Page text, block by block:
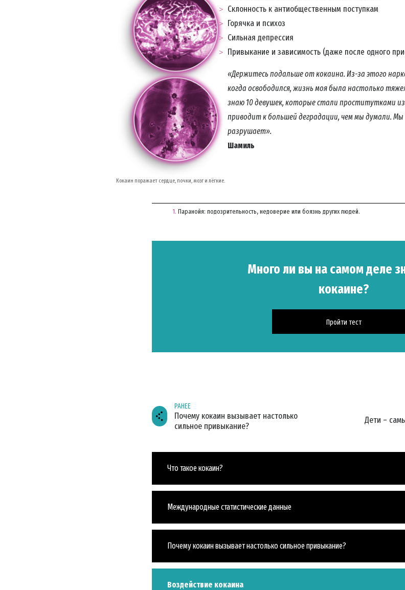
Кокаин поражает сердце, почки, мозг и лёгкие.
Склонность к антиобщественным поступкам
Горячка и психоз
Сильная депрессия
Привыкание и зависимость (даже после одного
«Держитесь подальше от кокаина. Из-за этого
когда освободился, жизнь моя была настолько
знаю 10 девушек, которые стали проститутками
приводит к большей деградации, чем мы думали. Мы
разрушает».
Шамиль
1. Паранойя: подозрительность, недоверие или боязнь других людей.
Много ли вы на самом деле
кокаине?
Пройти тест
РАНЕЕ
Почему кокаин вызывает настолько
сильное привыкание?
Дети –
Что такое кокаин?
Международные статистические данные
Почему кокаин вызывает настолько сильное привыкание?
Воздействие кокаина